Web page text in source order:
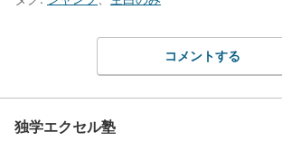
コメントする
独学エクセル塾